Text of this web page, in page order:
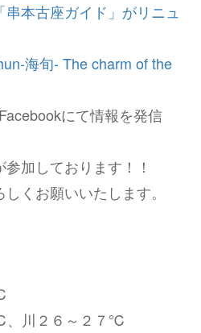
串本古座ガイド」がリニュ
海旬- The charm of the
にて情報を発信
加しております！！
くお願いいたします。
、川２６～２７℃